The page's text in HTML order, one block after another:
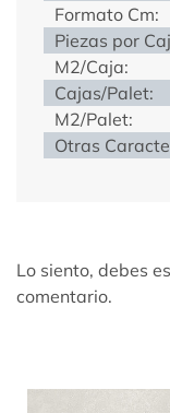
Formato Cm:
Piezas por
M2/Caja:
Cajas/Palet:
M2/Palet:
Otras
Lo siento, debes
comentario.